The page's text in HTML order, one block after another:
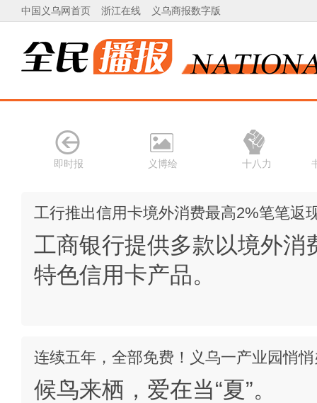
中国义乌网首页 浙江在线 义乌商报数字版
即时报 义博绘 十八力
工行推出信用卡境外消费最高2%笔笔返
工商银行提供多款以境外消
特色信用卡产品。
连续五年，全部免费！义乌一产业园悄
候鸟来栖，爱在当“夏”。